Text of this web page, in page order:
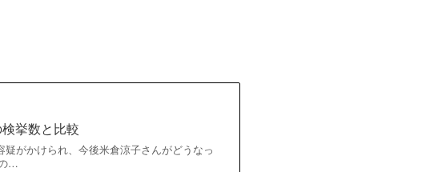
挙数と比較
がかけられ、今後米倉涼子さんがどうなっ
…